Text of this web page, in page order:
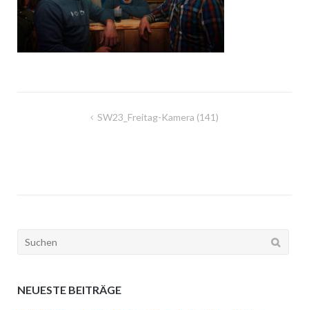
BeitragsnavigationSW23_Freitag-Kamera (141)
Suchen
NEUESTE BEITRÄGE